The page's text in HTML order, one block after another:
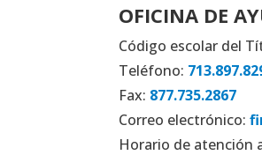
OFICINA DE
Código escolar del
Teléfono:
Fax: 877.735.2867
Correo electrónico:
Horario de atención